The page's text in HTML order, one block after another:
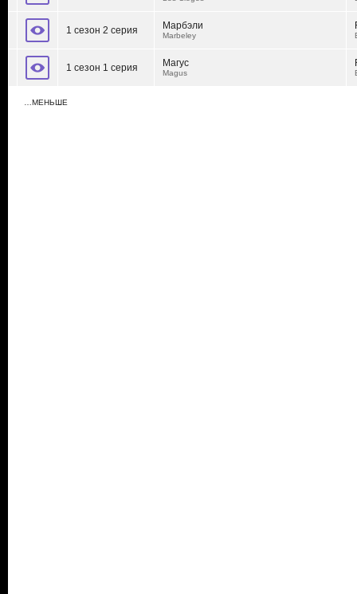
1 сезон 2 серия Марбэли
Marbeley
1 сезон 1 серия Магус
Magus
…МЕНЬШЕ